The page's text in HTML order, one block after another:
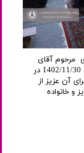
مرحوم آقای
ناصر اسلامی از همکاران بازنشسته شرکت در روز دوشنبه 1402/11/30 در
آن عزیز از
و خانواده